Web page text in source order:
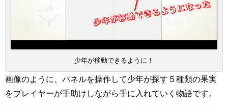
少年が移動できるように！
画像のように、パネルを操作して少年が探す５種類の果実
をプレイヤーが手助けしながら手に入れていく物語です。